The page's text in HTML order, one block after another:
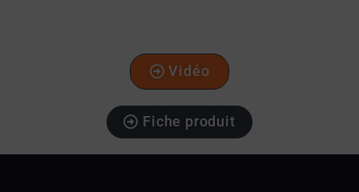
Vidéo
Fiche produit